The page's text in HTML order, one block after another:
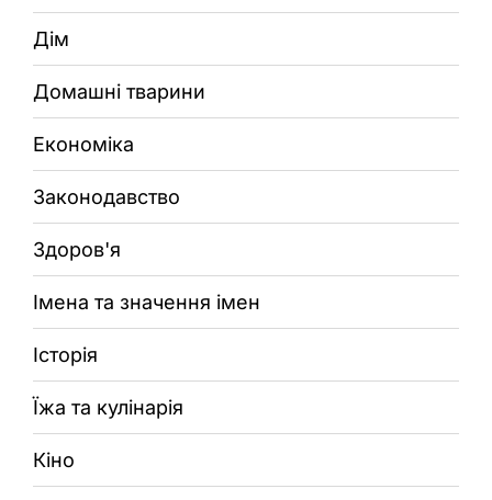
Дім
Домашні тварини
Економіка
Законодавство
Здоров'я
Імена та значення імен
Історія
Їжа та кулінарія
Кіно